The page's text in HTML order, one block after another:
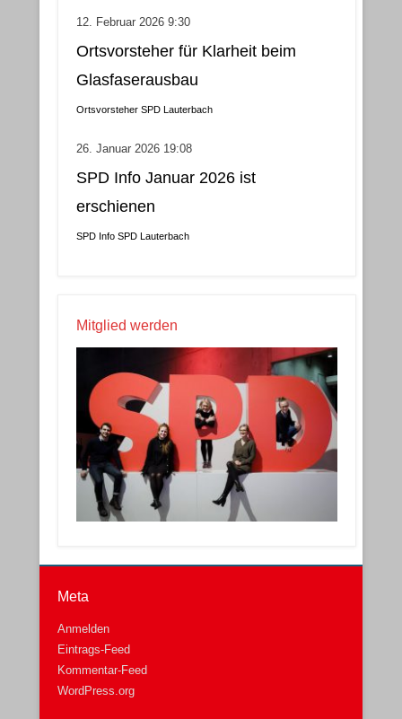
12. Februar 2026 9:30
Ortsvorsteher für Klarheit beim
Glasfaserausbau
Ortsvorsteher SPD Lauterbach
26. Januar 2026 19:08
SPD Info Januar 2026 ist
erschienen
SPD Info SPD Lauterbach
Mitglied werden
Meta
Anmelden
Eintrags-Feed
Kommentar-Feed
WordPress.org